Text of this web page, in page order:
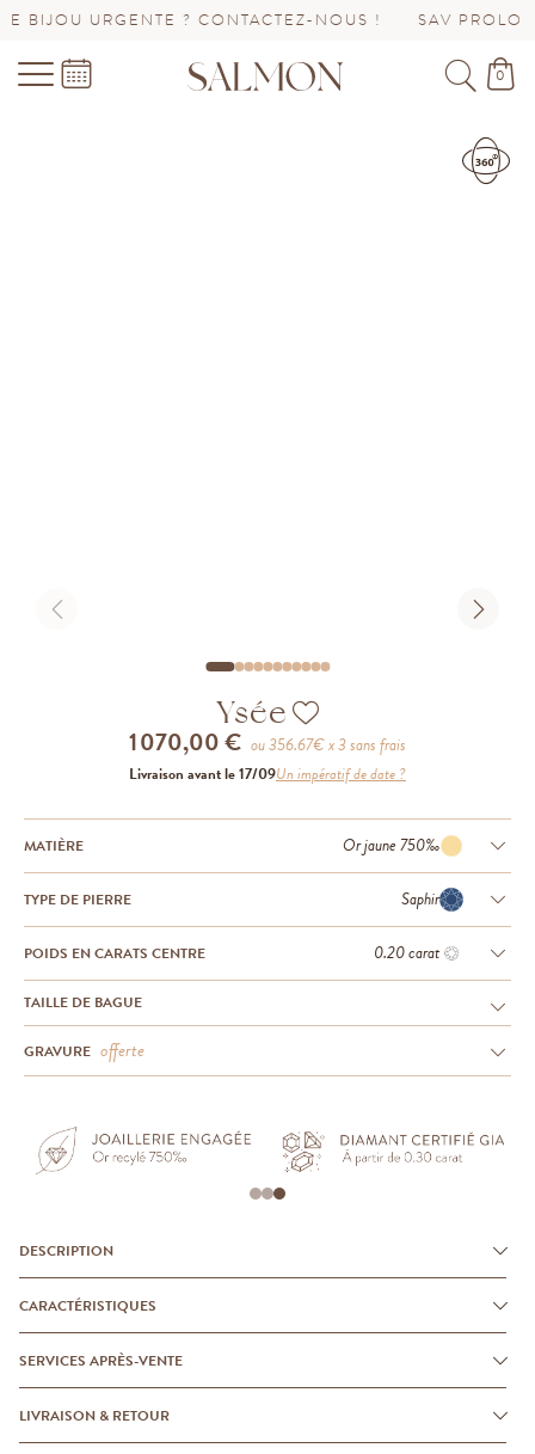
? CONTACTEZ-NOUS ! SAV PROLONGÉ
0
Ysée
1 070,00 € ou356.67€ x 3 sans frais
Livraison avant le 17/09Un impératif de date ?
MATIÈRE Or jaune 750‰
TYPE DE PIERRE Saphir
POIDS EN CARATS CENTRE 0.20 carat
TAILLE DE BAGUE
GRAVURE offerte
DESCRIPTION
CARACTÉRISTIQUES
SERVICES APRÈS-VENTE
LIVRAISON & RETOUR